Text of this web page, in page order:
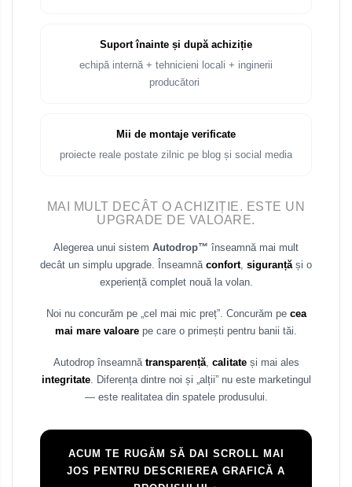
Suport înainte și după achiziție
echipă internă + tehnicieni locali + inginerii
producători
Mii de montaje verificate
proiecte reale postate zilnic pe blog și social media
MAI MULT DECÂT O ACHIZIȚIE. ESTE UN
UPGRADE DE VALOARE.
Alegerea unui sistem Autodrop™ înseamnă mai mult
decât un simplu upgrade. Înseamnă confort, siguranțăși o
experiență complet nouă la volan.
Noi nu concurăm pe „cel mai mic preț”. Concurăm pe cea
mai mare valoare pe care o primești pentru banii tăi.
Autodrop înseamnă transparență, calitateși mai ales
integritate. Diferența dintre noi și „alții” nu este marketingul
— este realitatea din spatele produsului.
ACUM TE RUGĂM SĂ DAI SCROLL MAI
JOS PENTRU DESCRIEREA GRAFICĂ A